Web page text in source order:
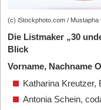
(c) iStockphoto.com / Mustapha
Die Listmaker „30
Blick
Vorname, Nachname
Katharina Kreutzer,
Antonia Schein,